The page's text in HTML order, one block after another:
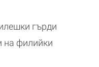
гърди
на филийки